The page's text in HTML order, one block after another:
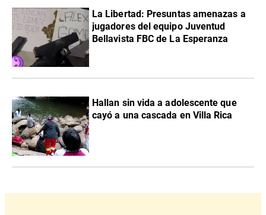
La Libertad: Presuntas amenazas a
jugadores del equipo Juventud
Bellavista FBC de La Esperanza
Hallan sin vida a adolescente que
cayó a una cascada en Villa Rica